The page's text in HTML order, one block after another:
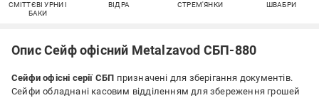
СМІТТЄВІ УРНИ І
БАКИ
ВІДРА СТРЕМ'ЯНКИ ШВАБРИ
Опис Сейф офісний Metalzavod CБП-880
Сейфи офісні серії CБП призначені для зберігання документів.
Сейфи обладнані касовим відділенням для збереження грошей